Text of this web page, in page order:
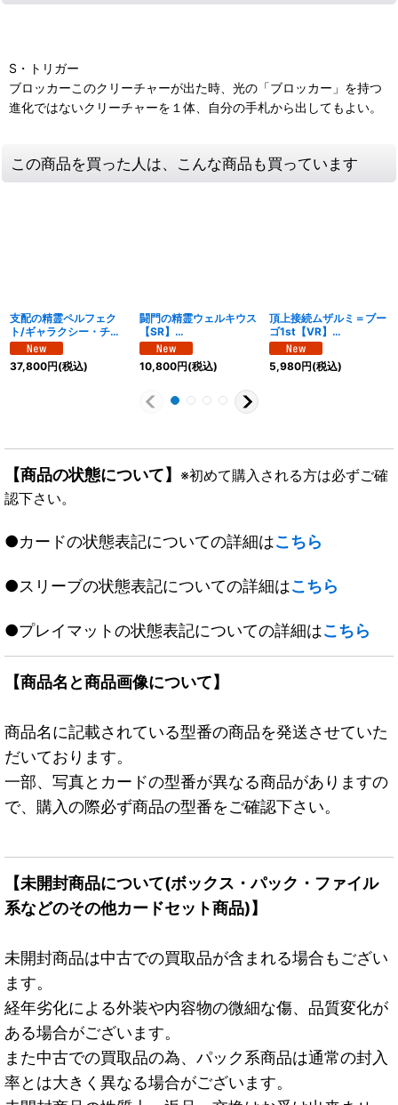
S・トリガー
ブロッカーこのクリーチャーが出た時、光の「ブロッカー」を持つ
進化ではないクリーチャーを１体、自分の手札から出してもよい。
この商品を買った人は、こんな商品も買っています
支配の精霊ペルフェク
ト/ギャラクシー・チャ
ージャー【SR】
{25RP3SP1/SP5}
《光》
37,800円(税込)
闘門の精霊ウェルキウス
【SR】
{25RP4SP1/SP5}
《光》
10,800円(税込)
頂上接続ムザルミ＝ブー
ゴ1st【VR】
{25RP1SP3/SP5}
《多》
5,980円(税込)
【商品の状態について】 ※初めて購入される方は必ずご確
認下さい。
●カードの状態表記についての詳細はこちら
●スリーブの状態表記についての詳細はこちら
●プレイマットの状態表記についての詳細はこちら
【商品名と商品画像について】
商品名に記載されている型番の商品を発送させていた
だいております。
一部、写真とカードの型番が異なる商品がありますの
で、購入の際必ず商品の型番をご確認下さい。
【未開封商品について(ボックス・パック・ファイル
系などのその他カードセット商品)】
未開封商品は中古での買取品が含まれる場合もござい
ます。
経年劣化による外装や内容物の微細な傷、品質変化が
ある場合がございます。
また中古での買取品の為、パック系商品は通常の封入
率とは大きく異なる場合がございます。